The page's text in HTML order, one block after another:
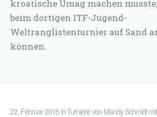
kroatische Umag machen
beim dortigen ITF-Jugend-
Weltranglistenturnier auf Sand
können.
22. Februar 2015 inTurniere von Mandy Schmidt mit